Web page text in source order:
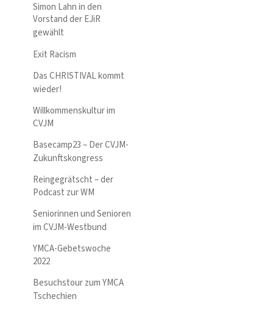
Simon Lahn in den
Vorstand der EJiR
gewählt
Exit Racism
Das CHRISTIVAL kommt
wieder!
Willkommenskultur im
CVJM
Basecamp23 – Der CVJM-
Zukunftskongress
Reingegrätscht – der
Podcast zur WM
Seniorinnen und Senioren
im CVJM-Westbund
YMCA-Gebetswoche
2022
Besuchstour zum YMCA
Tschechien